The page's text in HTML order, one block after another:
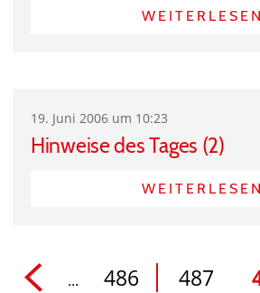
WEITERLESEN
19. Juni 2006 um 10:23
Hinweise des Tages (2)
WEITERLESEN
... 486 487